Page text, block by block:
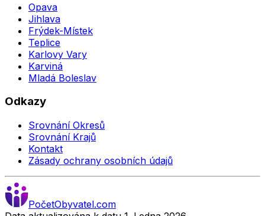
Opava
Jihlava
Frýdek-Místek
Teplice
Karlovy Vary
Karviná
Mladá Boleslav
Odkazy
Srovnání Okresů
Srovnání Krajů
Kontakt
Zásady ochrany osobních údajů
PočetObyvatel.com